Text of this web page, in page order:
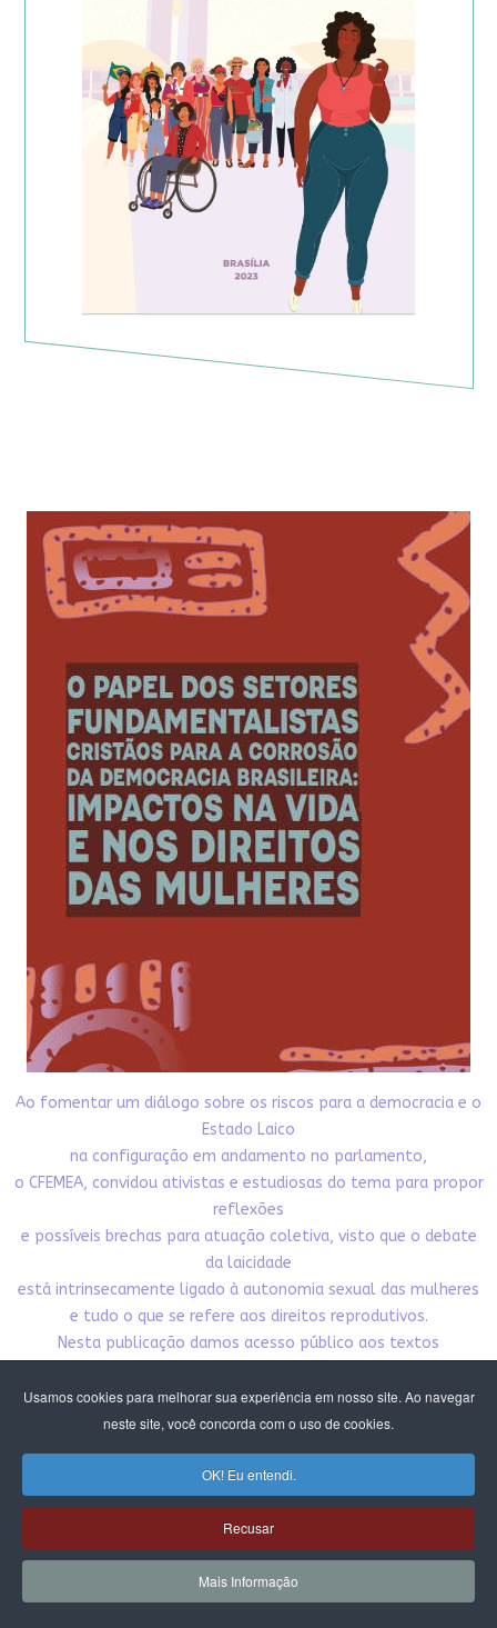
Usamos cookies para melhorar sua experiência em nosso site. Ao navegar
neste site, você concorda com o uso de cookies.
OK! Eu entendi.
Recusar
Mais Informação
Ao fomentar um diálogo sobre os riscos para a democracia e o
Estado Laico
na configuração em andamento no parlamento,
o CFEMEA, convidou ativistas e estudiosas do tema para propor
reflexões
e possíveis brechas para atuação coletiva, visto que o debate
da laicidade
está intrinsecamente ligado à autonomia sexual das mulheres
e tudo o que se refere aos direitos reprodutivos.
Nesta publicação damos acesso público aos textos
contribua para nossa incidência pela democracia,
pelo Estado laico e pelos direitos das mulheres e meninas.
CLIQUE E BAIXE A PUBLICAÇÃO